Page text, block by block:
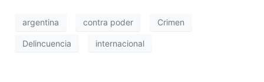
argentina contra poder Crimen
Delincuencia internacional